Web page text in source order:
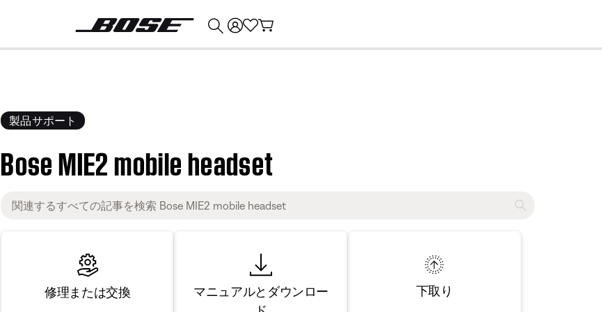
製品サポート
Bose MIE2 mobile headset
修理または交換
マニュアルとダウンロー
下取り